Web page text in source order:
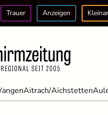
Trauer Anzeigen
Aitrach/Aichstetten